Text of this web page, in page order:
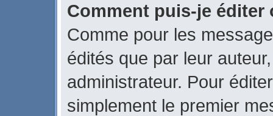
Comment puis-je
Comme pour les
édités que par leur
administrateur. Pour
simplement le premier